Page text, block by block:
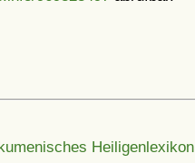
Heiligenlexikon